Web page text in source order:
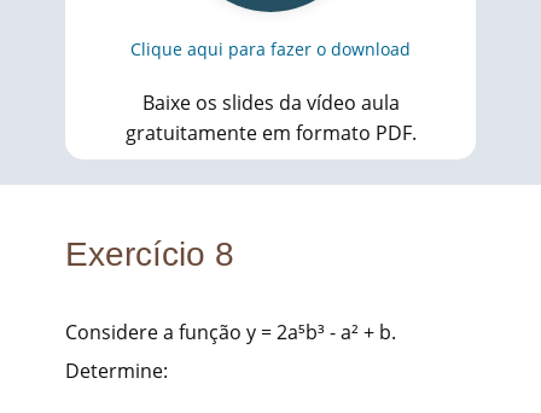
Clique aqui para fazer o download
Baixe os slides da vídeo aula
gratuitamente em formato PDF.
Exercício 8
Considere a função y = 2a⁵b³ - a² + b.
Determine: